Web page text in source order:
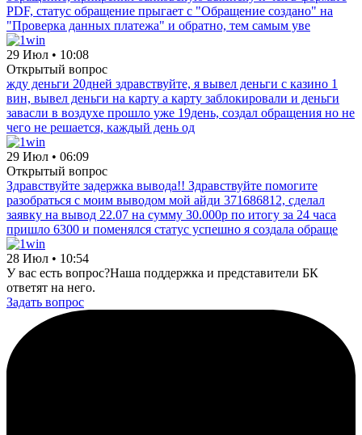
PDF, статус обращение прыгает с "Обращение создано" на
"Проверка данных платежа" и обратно, тем самым уве
29 Июл • 10:08
Открытый вопрос
жду деньги 20дней здравствуйте, я вывел деньги с казино 1
вин, вывел деньги на карту а карту заблокировали и деньги
завасли в воздухе прошло уже 19день, создал обращения но не
чего не решается, каждый день од
29 Июл • 06:09
Открытый вопрос
Здравствуйте задержка вывода!! Здравствуйте помогите
разобраться с моим выводом мой айди 371686812, сделал
заявку на вывод 22.07 на сумму 30.000р по итогу за 24 часа
пришло 6300 и поменялся статус успешно я создала обраще
28 Июл • 10:54
У вас есть вопрос?Наша поддержка и представители БК
ответят на него.
Задать вопрос